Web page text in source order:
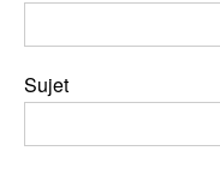
Sujet